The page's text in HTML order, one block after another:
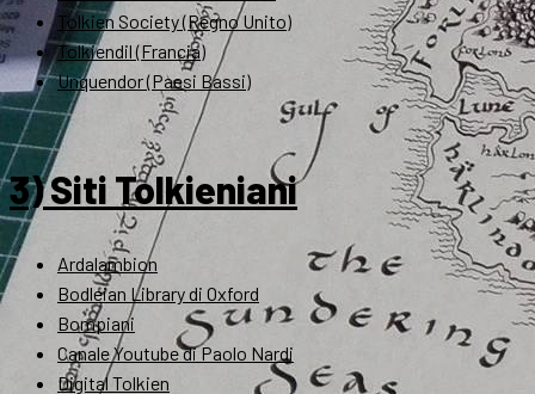
Tolkien Society (Regno Unito)
Tolkiendil (Francia)
Unquendor (Paesi Bassi)
3) Siti Tolkieniani
Ardalambion
Bodleian Library di Oxford
Bompiani
Canale Youtube di Paolo Nardi
Digital Tolkien